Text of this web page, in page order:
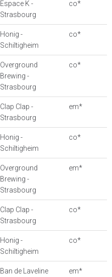
Espace K -
Strasbourg
co*
Honig -
Schiltigheim
co*
Overground
Brewing -
Strasbourg
co*
Clap Clap -
Strasbourg
em*
Honig -
Schiltigheim
co*
Overground
Brewing -
Strasbourg
em*
Clap Clap -
Strasbourg
co*
Honig -
Schiltigheim
co*
Ban de Laveline
em*